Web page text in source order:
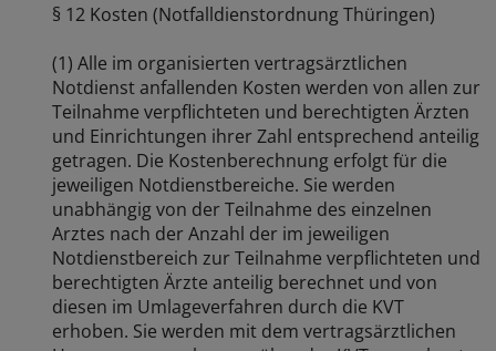
§ 12 Kosten (Notfalldienstordnung Thüringen)
(1) Alle im organisierten vertragsärztlichen
Notdienst anfallenden Kosten werden von allen zur
Teilnahme verpflichteten und berechtigten Ärzten
und Einrichtungen ihrer Zahl entsprechend anteilig
getragen. Die Kostenberechnung erfolgt für die
jeweiligen Notdienstbereiche. Sie werden
unabhängig von der Teilnahme des einzelnen
Arztes nach der Anzahl der im jeweiligen
Notdienstbereich zur Teilnahme verpflichteten und
berechtigten Ärzte anteilig berechnet und von
diesen im Umlageverfahren durch die KVT
erhoben. Sie werden mit dem vertragsärztlichen